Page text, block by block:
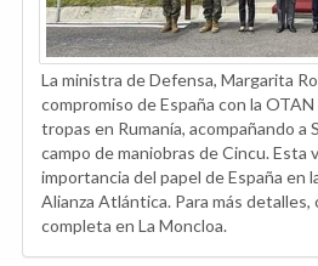
La ministra de Defensa, Margarita
compromiso de España con la
tropas en Rumanía, acompañando a
campo de maniobras de Cincu. Esta
importancia del papel de España en
Alianza Atlántica. Para más
completa en La Moncloa.